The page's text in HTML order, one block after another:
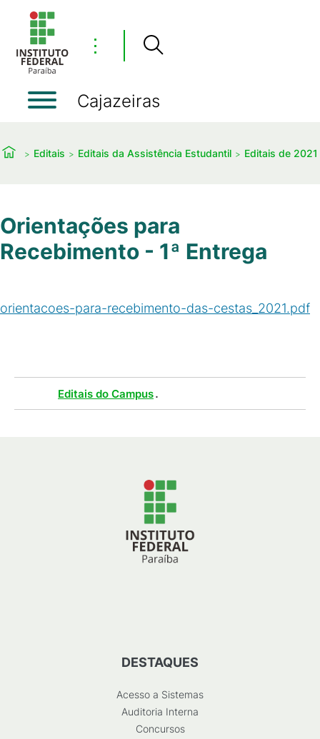
⋮
Cajazeiras
Editais Editais da Assistência Estudantil Editais de 2021
Orientações para
Recebimento - 1ª Entrega
orientacoes-para-recebimento-das-cestas_2021.pdf
Editais do Campus.
DESTAQUES
Acesso a Sistemas
Auditoria Interna
Concursos